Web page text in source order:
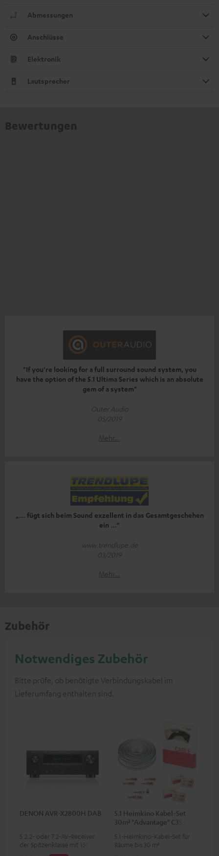
Abmessungen
Anschlüsse
Elektronik
Lautsprecher
"If you’re looking for a full surround sound system, you
have the option of the 5.1 Ultima Series which is an absolute
gem of a system"
Outer Audio
05/2019
Mehr...
„… fügt sich beim Sound exzellent in das Gesamtgeschehen
ein …“
www.trendlupe.de
03/2019
Mehr...
Zubehör
Notwendiges Zubehör
Bitte prüfe, ob benötigte Verbindungskabel im
Lieferumfang enthalten sind.
DENON AVR-X2800H DAB
5.2.2- oder 7.2-AV-Receiver
der Spitzenklasse mit 150 Watt
Ausgangsleistung pro Kanal
5.1 Heimkino Kabel-Set
30m² "Advantage" C3535S
5.1-Heimkino-Kabel-Set für
Räume bis 30 m²